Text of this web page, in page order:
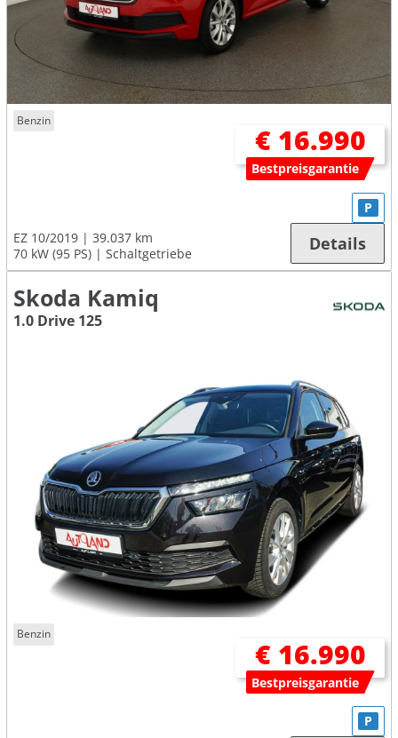
Benzin
€ 16.990
Bestpreisgarantie
EZ 10/2019
39.037 km
70 kW (95 PS)
Schaltgetriebe
P
Details
Skoda Kamiq
1.0 Drive 125
Benzin
€ 16.990
Bestpreisgarantie
P